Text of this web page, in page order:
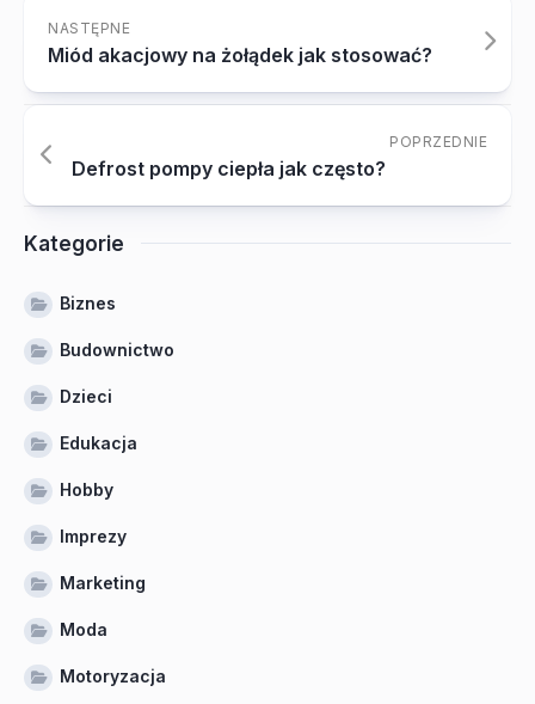
NASTĘPNE
Miód akacjowy na żołądek jak stosować?
POPRZEDNIE
Defrost pompy ciepła jak często?
Kategorie
Biznes
Budownictwo
Dzieci
Edukacja
Hobby
Imprezy
Marketing
Moda
Motoryzacja